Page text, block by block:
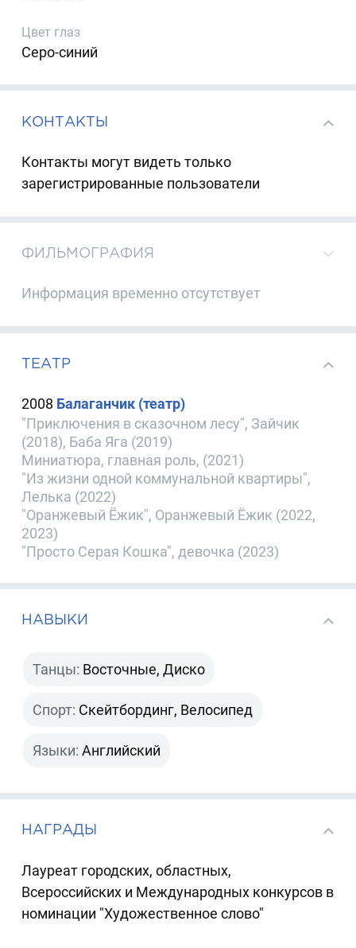
Цвет глаз
Серо-синий
КОНТАКТЫ
Контакты могут видеть только
зарегистрированные пользователи
ФИЛЬМОГРАФИЯ
Информация временно отсутствует
ТЕАТР
2008 Балаганчик (театр)
"Приключения в сказочном лесу", Зайчик
(2018), Баба Яга (2019)
Миниатюра, главная роль, (2021)
"Из жизни одной коммунальной квартиры",
Лелька (2022)
"Оранжевый Ёжик", Оранжевый Ёжик (2022,
2023)
"Просто Серая Кошка", девочка (2023)
НАВЫКИ
Танцы: Восточные, Диско
Спорт: Скейтбординг, Велосипед
Языки: Английский
НАГРАДЫ
Лауреат городских, областных,
Всероссийских и Международных конкурсов в
номинации "Художественное слово"